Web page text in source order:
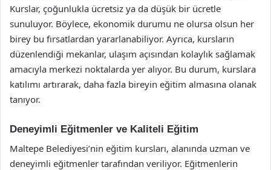
Kurslar, çoğunlukla ücretsiz ya da düşük bir ücretle
sunuluyor. Böylece, ekonomik durumu ne olursa olsun her
birey bu fırsatlardan yararlanabiliyor. Ayrıca, kursların
düzenlendiği mekanlar, ulaşım açısından kolaylık sağlamak
amacıyla merkezi noktalarda yer alıyor. Bu durum, kurslara
katılımı artırarak, daha fazla bireyin eğitim almasına olanak
tanıyor.
Deneyimli Eğitmenler ve Kaliteli Eğitim
Maltepe Belediyesi’nin eğitim kursları, alanında uzman ve
deneyimli eğitmenler tarafından veriliyor. Eğitmenlerin